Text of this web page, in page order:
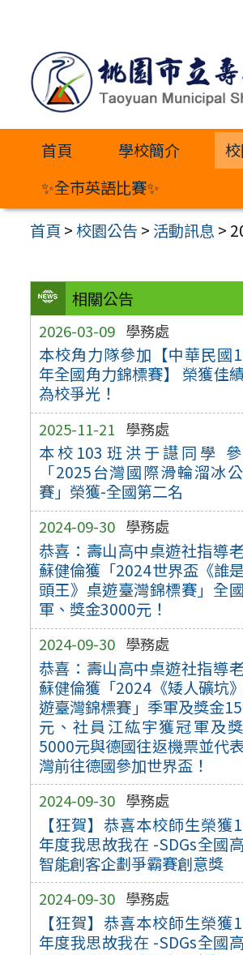
內
首頁 學校簡介
✨全市英語比賽✨
首頁 >校園公告 > 活動訊息 >
相關公告
2026-03-09 學務處
本校角力隊參加【中華民國
年全國角力錦標賽】 榮獲佳
為校爭光！
2025-11-21 學務處
本校103班洪于譿同學
「2025台灣國際滑輪溜冰
賽」榮獲-全國第二名
2024-09-30 學務處
恭喜：壽山高中桌遊社指導
蘇健倫獲「2024世界盃《誰
頭王》桌遊臺灣錦標賽」全
軍、獎金3000元！
2024-09-30 學務處
恭喜：壽山高中桌遊社指導
蘇健倫獲「2024《矮人礦坑
遊臺灣錦標賽」季軍及獎金
元、社員江紘宇獲冠軍及
5000元與德國往返機票並代
灣前往德國參加世界盃！
2024-09-30 學務處
【狂賀】恭喜本校師生榮獲
年度我思故我在 -SDGs全國
智能創客企劃爭霸賽創意獎
2024-09-30 學務處
【狂賀】恭喜本校師生榮獲
年度我思故我在 -SDGs全國